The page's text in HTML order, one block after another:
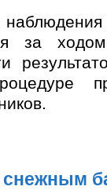
за
снежным